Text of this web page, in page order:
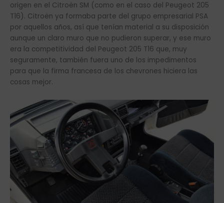
origen en el Citroën SM (como en el caso del Peugeot 205
T16). Citroën ya formaba parte del grupo empresarial PSA
por aquellos años, así que tenían material a su disposición
aunque un claro muro que no pudieron superar, y ese muro
era la competitividad del Peugeot 205 T16 que, muy
seguramente, también fuera uno de los impedimentos
para que la firma francesa de los chevrones hiciera las
cosas mejor.